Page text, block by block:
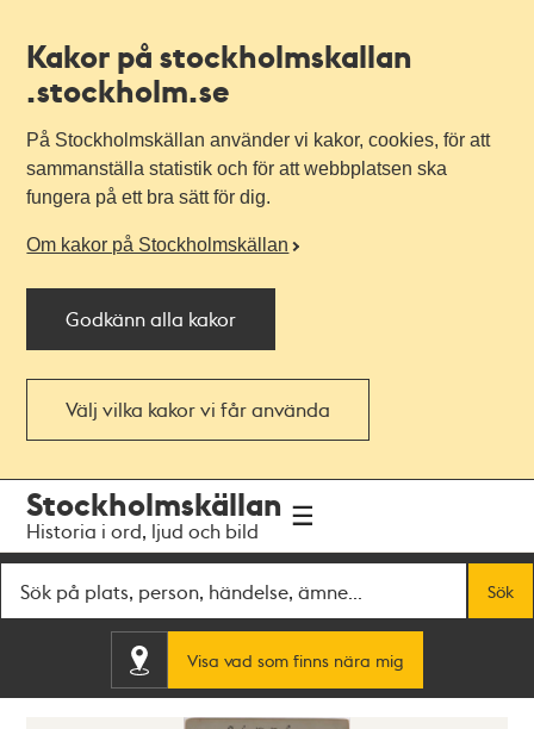
Kakor på stockholmskallan
.stockholm.se
På Stockholmskällan använder vi kakor, cookies, för att
sammanställa statistik och för att webbplatsen ska
fungera på ett bra sätt för dig.
Om kakor på Stockholmskällan
Godkänn alla kakor
Välj vilka kakor vi får använda
navigationen
huvudinnehållet
Stockholmskällan
Historia i ord, ljud och bild
Sök
Visa vad som finns nära mig